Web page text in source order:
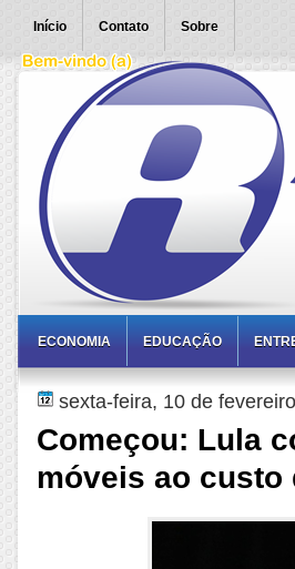
Início Contato Sobre
ECONOMIA EDUCAÇÃO
sexta-feira, 10 de
Começou: Lula
móveis ao custo